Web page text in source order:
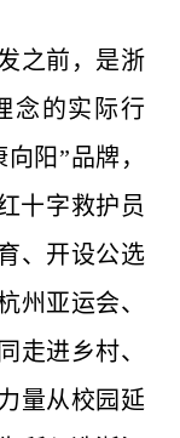
之前，是浙
念的实际行
阳”品牌，
十字救护员
、开设公选
州亚运会、
走进乡村、
量从校园延